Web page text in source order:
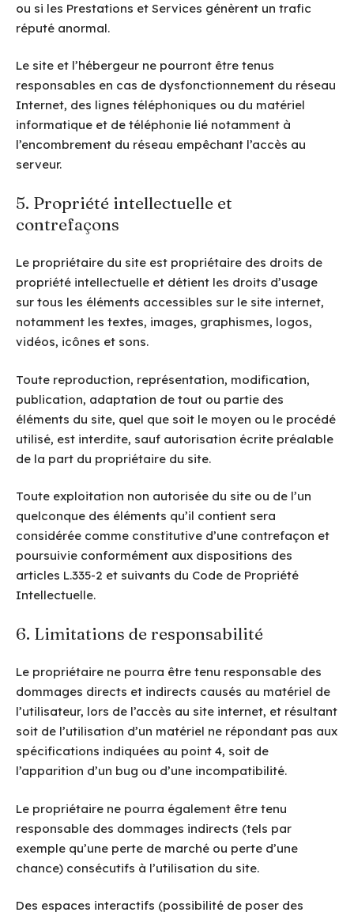
ou si les Prestations et Services génèrent un trafic
réputé anormal.
Le site et l’hébergeur ne pourront être tenus
responsables en cas de dysfonctionnement du réseau
Internet, des lignes téléphoniques ou du matériel
informatique et de téléphonie lié notamment à
l’encombrement du réseau empêchant l’accès au
serveur.
5. Propriété intellectuelle et
contrefaçons
Le propriétaire du site est propriétaire des droits de
propriété intellectuelle et détient les droits d’usage
sur tous les éléments accessibles sur le site internet,
notamment les textes, images, graphismes, logos,
vidéos, icônes et sons.
Toute reproduction, représentation, modification,
publication, adaptation de tout ou partie des
éléments du site, quel que soit le moyen ou le procédé
utilisé, est interdite, sauf autorisation écrite préalable
de la part du propriétaire du site.
Toute exploitation non autorisée du site ou de l’un
quelconque des éléments qu’il contient sera
considérée comme constitutive d’une contrefaçon et
poursuivie conformément aux dispositions des
articles L.335-2 et suivants du Code de Propriété
Intellectuelle.
6. Limitations de responsabilité
Le propriétaire ne pourra être tenu responsable des
dommages directs et indirects causés au matériel de
l’utilisateur, lors de l’accès au site internet, et résultant
soit de l’utilisation d’un matériel ne répondant pas aux
spécifications indiquées au point 4, soit de
l’apparition d’un bug ou d’une incompatibilité.
Le propriétaire ne pourra également être tenu
responsable des dommages indirects (tels par
exemple qu’une perte de marché ou perte d’une
chance) consécutifs à l’utilisation du site.
Des espaces interactifs (possibilité de poser des